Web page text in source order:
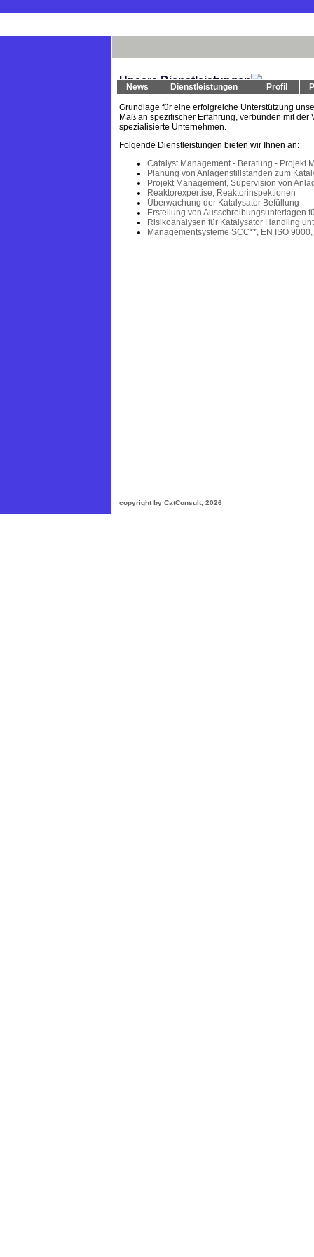
Unsere Dienstleistungen
Grundlage für eine erfolgreiche Unterstützung
Maß an spezifischer Erfahrung, verbunden mit
spezialisierte Unternehmen.
Folgende Dienstleistungen bieten wir Ihnen an:
Catalyst Management - Beratung - Projekt
Planung von Anlagenstillständen zum
Projekt Management, Supervision von
Reaktorexpertise, Reaktorinspektionen
Überwachung der Katalysator Befüllung
Erstellung von Ausschreibungsunterlagen
Risikoanalysen für Katalysator Handling
Managementsysteme SCC**, EN ISO
copyright by CatConsult, 2026
News Dienstleistungen Profil